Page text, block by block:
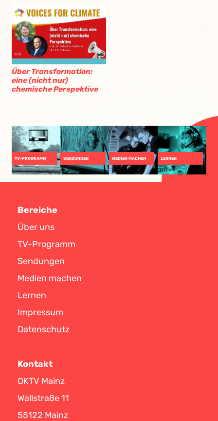
Über Transformation:
eine (nicht nur)
chemische Perspektive
TV-PROGRAMM SENDUNGEN MEDIEN MACHEN LERNEN
Bereiche
Über uns
TV-Programm
Sendungen
Medien machen
Lernen
Impressum
Datenschutz
Kontakt
OKTV Mainz
Wallstraße 11
55122 Mainz